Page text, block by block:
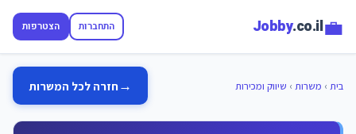
💼
Jobby.co.il התחברות הצטרפות
בית › משרות › שיווק ומכירות →חזרה לכל המשרות